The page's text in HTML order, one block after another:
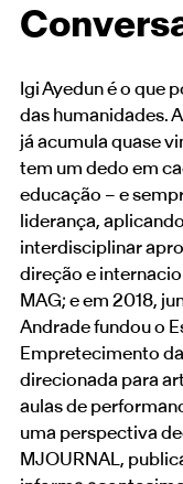
Igi Ayedun é o que
das humanidades.
já acumula quase
tem um dedo em
educação – e
liderança,
interdisciplinar
direção e
MAG; e em 2018,
Andrade fundou o
Empretecimento
direcionada para
aulas de
uma perspectiva
MJOURNAL,